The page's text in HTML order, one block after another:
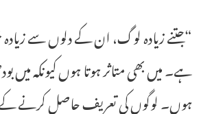
“جتنے زیادہ لوگ، ان کے دلوں سے زیادہ
ہے۔ میں بھی متاثر ہوتا ہوں کیونکہ میں
ہوں۔ لوگوں کی تعریف حاصل کرنے